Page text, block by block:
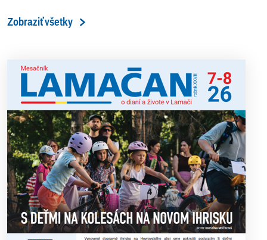
9. 7. 2026
ALENA PETÁKOVÁ: „Splnila som si všetko, čo som si
výborný šach aj príjemnú komunitnú atmosféru
Zobraziť všetky